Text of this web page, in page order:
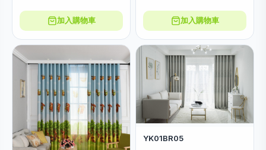
加入購物車 加入購物車
YK01BR05